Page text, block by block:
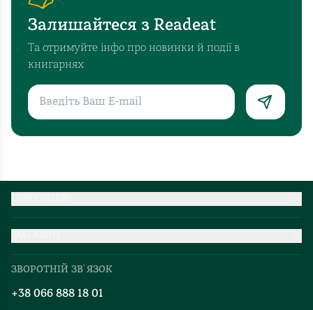
Залишайтеся з Readeat
Та отримуйте інфо про новинки й події в
книгарнях
Про нас
Добірки
Блог
Партнерство
ЗВОРОТНІЙ ЗВ`ЯЗОК
+38 066 888 18 01